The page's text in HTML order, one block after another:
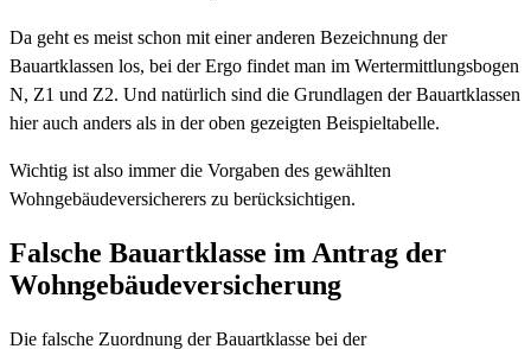
Da geht es meist schon mit einer anderen Bezeichnung der
Bauartklassen los, bei der Ergo findet man im Wertermittlungsbogen
N, Z1 und Z2. Und natürlich sind die Grundlagen der Bauartklassen
hier auch anders als in der oben gezeigten Beispieltabelle.
Wichtig ist also immer die Vorgaben des gewählten
Wohngebäudeversicherers zu berücksichtigen.
Falsche Bauartklasse im Antrag der
Wohngebäudeversicherung
Die falsche Zuordnung der Bauartklasse bei der